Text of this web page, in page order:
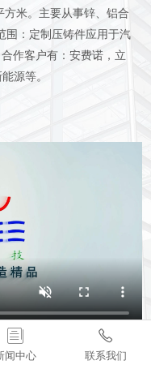
米。主要从事锌、铝合
围：定制压铸件应用于汽
作客户有：安费诺，立
源等。

闻中心

联系我们